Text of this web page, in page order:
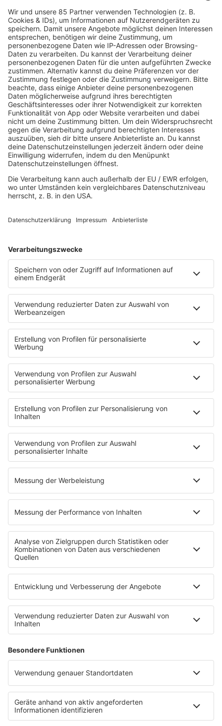
SO., 12. APR. 26, HALLE02, HEIDELBERG
DO., 23. APR. 26, ROSENHOF OSNABRÜCK, OSNABRÜCK
FR., 24. APR. 26, MODERNES, BREMEN
SO., 26. APR. 26, ZAKK HALLE, DÜSSELDORF
HOME
MUSIK
Playlist
Streams
Rocknews
Band-Alphabet
Rockfakten
Rockquiz
Videos
PROGRAMM
Sendungen
Moderatoren
Podcasts
Hells Bells
Musikwunsch
AKTIONEN
Backstagebereich
King of BOB
Beichtstuhl
Neuerscheinung
Newcomer
Konzertkalender
Festivals
Wacken Open Air
SHOP
RADIO BOB!
Impressum
Kontakt
myBOB App
BOB-Plakate & Aufkleber bestellen
Datenschutz
Datenschutzeinstellungen
Teilnahmebedingungen
RADIO BOB! auf radioplayer.de
Partner
Wacken Radio by RADIO BOB!